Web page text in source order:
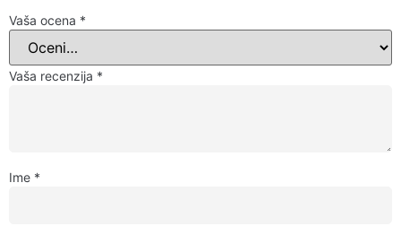
Vaša ocena *
Vaša recenzija *
Ime *